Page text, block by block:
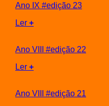
Ano IX #edição 23
Ler +
Ano VIII #edição 22
Ler +
Ano VIII #edição 21